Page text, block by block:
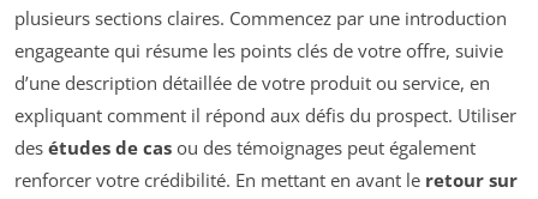
plusieurs sections claires. Commencez par une introduction
engageante qui résume les points clés de votre offre, suivie
d’une description détaillée de votre produit ou service, en
expliquant comment il répond aux défis du prospect. Utiliser
des études de cas ou des témoignages peut également
renforcer votre crédibilité. En mettant en avant le retour sur